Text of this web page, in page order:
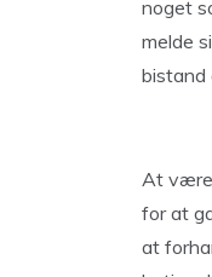
noget
melde
bistand
At være
for at
at